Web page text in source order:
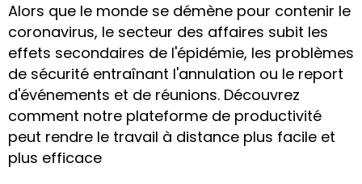
Alors que le monde se démène pour contenir le
coronavirus, le secteur des affaires subit les
effets secondaires de l'épidémie, les problèmes
de sécurité entraînant l'annulation ou le report
d'événements et de réunions. Découvrez
comment notre plateforme de productivité
peut rendre le travail à distance plus facile et
plus efficace